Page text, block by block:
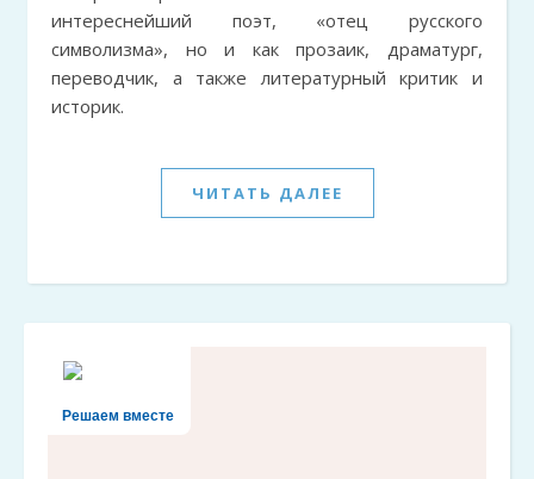
интереснейший поэт, «отец русского
символизма», но и как прозаик, драматург,
переводчик, а также литературный критик и
историк.
ЧИТАТЬ ДАЛЕЕ
Решаем вместе